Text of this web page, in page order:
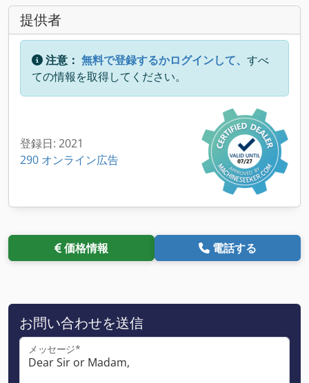
提供者
注意： 無料で登録するかログインして、 すべ
ての情報を取得してください。
登録日: 2021
290 オンライン広告
価格情報 電話する
お問い合わせを送信
メッセージ*